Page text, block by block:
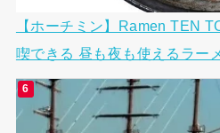
【ホーチミン】Ramen TEN
喫できる 昼も夜も使えるラー